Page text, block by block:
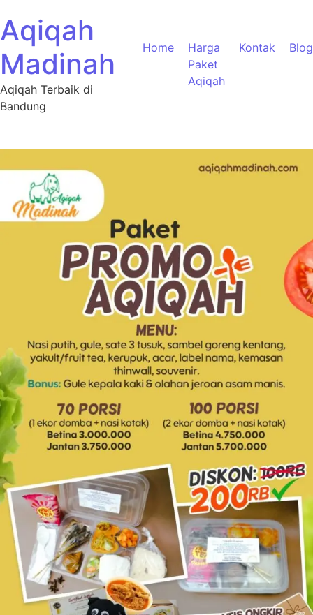
Aqiqah
Madinah
Aqiqah Terbaik di
Bandung
Home
Harga
Paket
Aqiqah
Kontak Blog